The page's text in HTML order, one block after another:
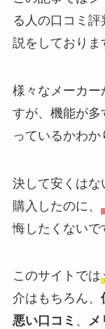
る人の口コミ
説をしておりま
様々なメーカ
すが、機能が多
っているかわか
決して安くはな
購入したのに、
悔したくないで
このサイトでは
介はもちろん、
悪い口コミ 、 メ